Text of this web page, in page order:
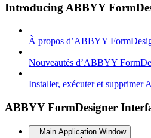
Introducing ABBYY
À propos d’ABBYY
Nouveautés d’ABBYY
Installer, exécuter et supprimer
ABBYY FormDesigner
Main Application Window